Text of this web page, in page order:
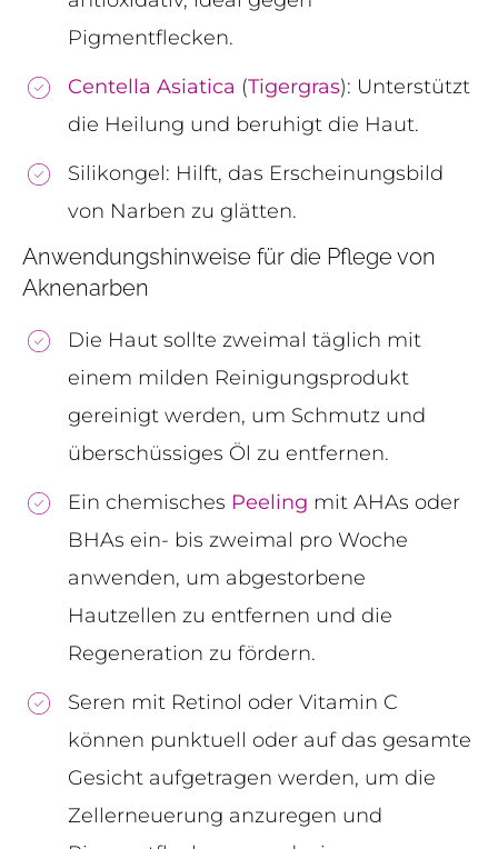
Pigmentflecken.
Centella Asiatica (Tigergras): Unterstützt
die Heilung und beruhigt die Haut.
Silikongel: Hilft, das Erscheinungsbild
von Narben zu glätten.
Anwendungshinweise für die Pflege von
Aknenarben
Die Haut sollte zweimal täglich mit
einem milden Reinigungsprodukt
gereinigt werden, um Schmutz und
überschüssiges Öl zu entfernen.
Ein chemisches Peeling mit AHAs oder
BHAs ein- bis zweimal pro Woche
anwenden, um abgestorbene
Hautzellen zu entfernen und die
Regeneration zu fördern.
Seren mit Retinol oder Vitamin C
können punktuell oder auf das gesamte
Gesicht aufgetragen werden, um die
Zellerneuerung anzuregen und